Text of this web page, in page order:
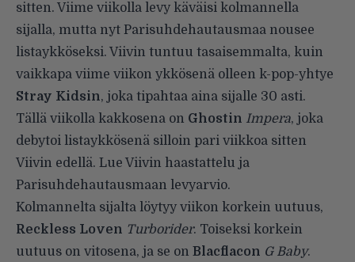
sitten. Viime viikolla levy käväisi kolmannella
sijalla, mutta nyt Parisuhdehautausmaa nousee
listaykköseksi. Viivin tuntuu tasaisemmalta, kuin
vaikkapa viime viikon ykkösenä olleen k-pop-yhtye
Stray Kidsin, joka tipahtaa aina sijalle 30 asti.
Tällä viikolla kakkosena on Ghostin Impera, joka
debytoi listaykkösenä silloin pari viikkoa sitten
Viivin edellä. Lue Viivin haastattelu ja
Parisuhdehautausmaan levyarvio.
Kolmannelta sijalta löytyy viikon korkein uutuus,
Reckless Loven Turborider. Toiseksi korkein
uutuus on vitosena, ja se on Blacflacon G Baby.